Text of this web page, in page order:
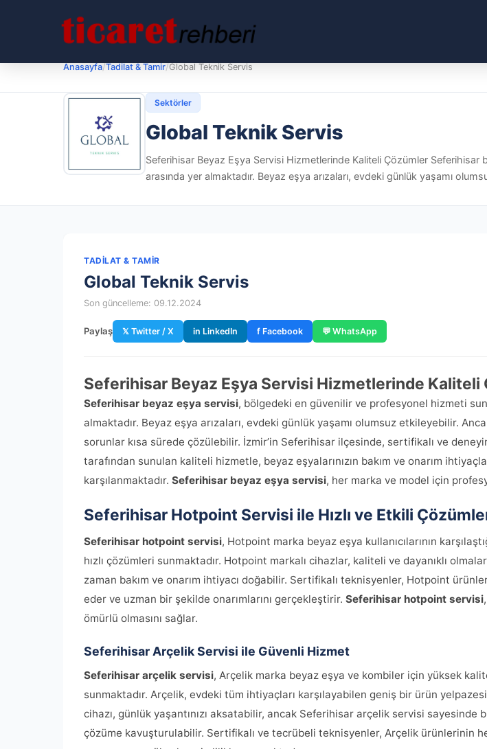
Anasayfa/Tadilat & Tamir/Global Teknik Servis
Sektörler
Global Teknik Servis
Seferihisar Beyaz Eşya Servisi Hizmetlerinde Kaliteli Çözümler
arasında yer almaktadır. Beyaz eşya arızaları, evdeki günlük yaşamı
TADILAT & TAMIR
Global Teknik Servis
Son güncelleme: 09.12.2024
Paylaş 𝕏 Twitter / X in LinkedIn f Facebook 💬 WhatsApp
Seferihisar Beyaz Eşya Servisi Hizmetlerinde Kaliteli
Seferihisar beyaz eşya servisi, bölgedeki en güvenilir ve profesyonel hizmeti
almaktadır. Beyaz eşya arızaları, evdeki günlük yaşamı olumsuz etkileyebilir.
sorunlar kısa sürede çözülebilir. İzmir’in Seferihisar ilçesinde, sertifikalı ve
tarafından sunulan kaliteli hizmetle, beyaz eşyalarınızın bakım ve onarım
karşılanmaktadır. Seferihisar beyaz eşya servisi, her marka ve model için
Seferihisar Hotpoint Servisi ile Hızlı ve Etkili
Seferihisar hotpoint servisi, Hotpoint marka beyaz eşya kullanıcılarının
hızlı çözümleri sunmaktadır. Hotpoint markalı cihazlar, kaliteli ve dayanıklı
zaman bakım ve onarım ihtiyacı doğabilir. Sertifikalı teknisyenler, Hotpoint
eder ve uzman bir şekilde onarımlarını gerçekleştirir. Seferihisar hotpoint servisi
ömürlü olmasını sağlar.
Seferihisar Arçelik Servisi ile Güvenli Hizmet
Seferihisar arçelik servisi, Arçelik marka beyaz eşya ve kombiler için yüksek
sunmaktadır. Arçelik, evdeki tüm ihtiyaçları karşılayabilen geniş bir ürün
cihazı, günlük yaşantınızı aksatabilir, ancak Seferihisar arçelik servisi sayesinde
çözüme kavuşturulabilir. Sertifikalı ve tecrübeli teknisyenler, Arçelik ürünlerinin